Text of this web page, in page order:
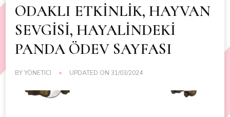
ODAKLI ETKİNLİK, HAYVAN
SEVGİSİ, HAYALİNDEKİ
PANDA ÖDEV SAYFASI
BYYÖNETICI UPDATED ON 31/03/2024